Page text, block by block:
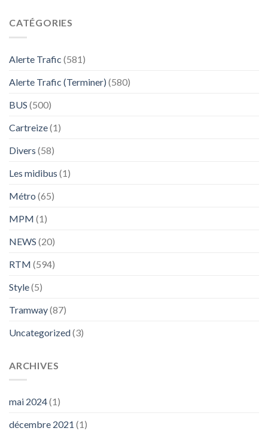
CATÉGORIES
Alerte Trafic (581)
Alerte Trafic (Terminer) (580)
BUS (500)
Cartreize(1)
Divers (58)
Les midibus (1)
Métro (65)
MPM (1)
NEWS (20)
RTM (594)
Style(5)
Tramway(87)
Uncategorized(3)
ARCHIVES
mai 2024(1)
décembre 2021 (1)